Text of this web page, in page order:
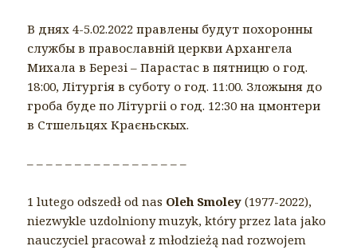
В днях 4-5.02.2022 правлены будут похоронны
службы в православній церкви Архангела
Михала в Березі – Парастас в пятницю о год.
18:00, Літургія в суботу о год. 11:00. Зложыня до
гроба буде по Літургіі о год. 12:30 на цмонтери
в Стшельцях Краєньскых.
– – – – – – – – – – – – – – – – –
1 lutego odszedł od nas Oleh Smoley (1977-2022),
niezwykle uzdolniony muzyk, który przez lata jako
nauczyciel pracował z młodzieżą nad rozwojem